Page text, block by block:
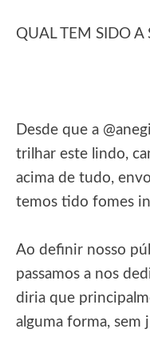
QUAL TEM SIDO A
Desde que a
trilhar este lindo,
acima de tudo,
temos tido fomes
Ao definir nosso
passamos a nos
diria que
alguma forma, sem